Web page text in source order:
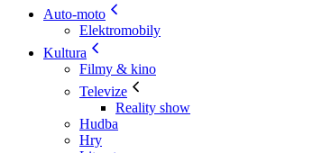
Auto-moto
Elektromobily
Kultura
Filmy & kino
Televize
Reality show
Hudba
Hry